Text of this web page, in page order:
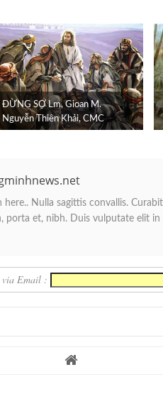
ĐỪNG SỢ Lm, Gioan M.
Nguyễn Thiên Khải, CMC
Nulla sagittis convallis.
porta et, nibh. Duis vulputate elit
via Email :